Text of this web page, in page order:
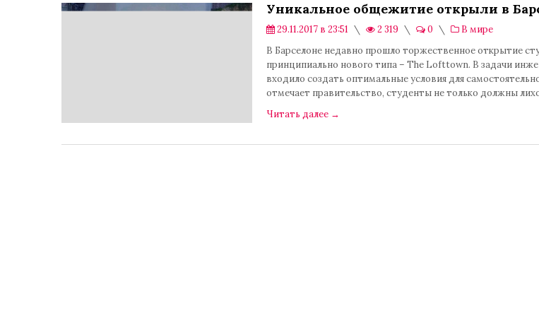
Уникальное общежитие открыли в
29.11.2017 в 23:51 2 319 0
В мире
В Барселоне недавно прошло торжественное открытие
принципиально нового типа – The Lofttown. В задачи
входило создать оптимальные условия для
отмечает правительство, студенты не только должны
Читать далее →